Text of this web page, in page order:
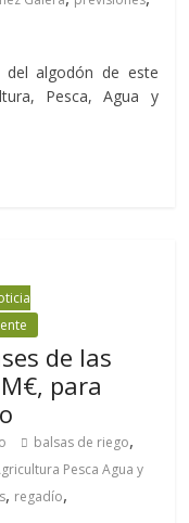
algodón de este
Pesca, Agua y
de las
para
balsas de riego,
Pesca Agua y
, regadío,